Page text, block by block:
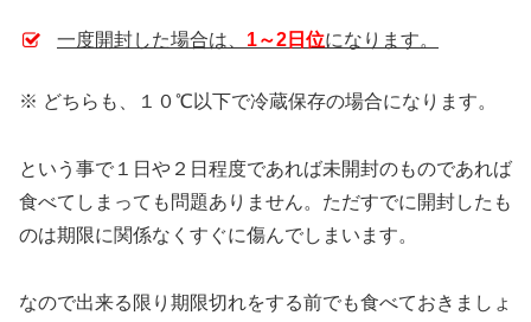
一度開封した場合は、 1～2日位になります。
※ どちらも、１０℃以下で冷蔵保存の場合になります。
という事で１日や２日程度であれば未開封のものであれば
食べてしまっても問題ありません。ただすでに開封したも
のは期限に関係なくすぐに傷んでしまいます。
なので出来る限り期限切れをする前でも食べておきましょ